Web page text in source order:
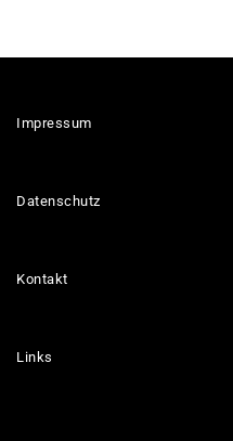
Impressum
Datenschutz
Kontakt
Links